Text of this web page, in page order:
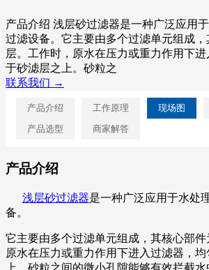
产品介绍 浅层砂过滤器是一种广泛应用
过滤设备。它主要由多个过滤单元组成
层。工作时，原水在压力或重力作用下
于砂滤层之上。砂粒之
联系我们 →
产品介绍 工作原理 现场图
产品选型
商家解答
产品介绍
浅层砂过滤器是一种广泛应用于水处
备。
它主要由多个过滤单元组成，其核心部件
原水在压力或重力作用下进入过滤器，
上。砂粒之间的微小孔隙能够有效拦截